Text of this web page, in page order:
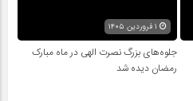
جلوه‌های بزرگ نصرت الهی در ماه مبارک
رمضان دیده شد